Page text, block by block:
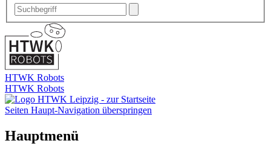
HTWK Robots
HTWK Robots
Seiten Haupt-Navigation überspringen
Hauptmenü